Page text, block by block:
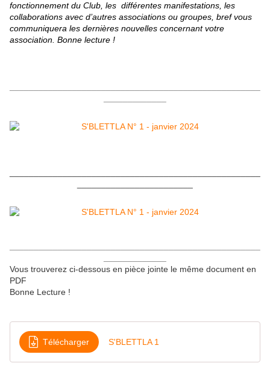
fonctionnement du Club, les différentes manifestations, les
collaborations avec d’autres associations ou groupes, bref vous
communiquera les dernières nouvelles concernant votre
association. Bonne lecture !
Vous trouverez ci-dessous en pièce jointe le même document en
PDF
Bonne Lecture !
Télécharger S'BLETTLA 1